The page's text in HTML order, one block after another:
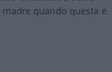
quando questa è